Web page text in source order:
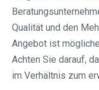
Qualität und den
Angebot ist
Achten Sie darauf,
im Verhältnis zum